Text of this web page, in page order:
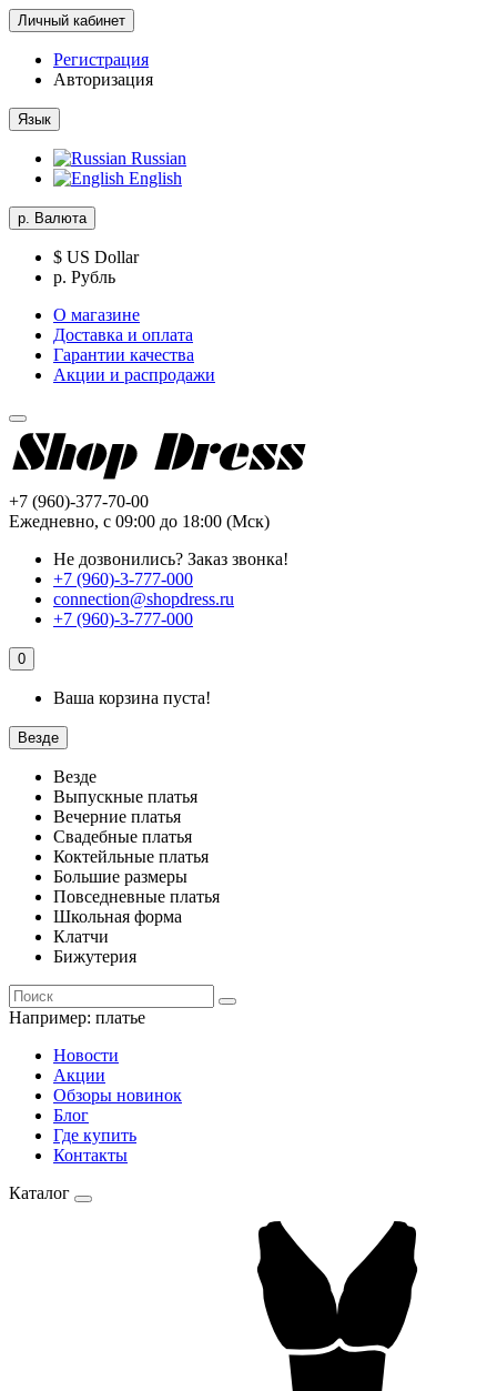
Личный кабинет
Регистрация
Авторизация
Язык
Russian
English
р. Валюта
$ US Dollar
р. Рубль
О магазине
Доставка и оплата
Гарантии качества
Акции и распродажи
+7 (960)-377-70-00
Ежедневно, с 09:00 до 18:00 (Мск)
Не дозвонились? Заказ звонка!
+7 (960)-3-777-000
connection@shopdress.ru
+7 (960)-3-777-000
0
Ваша корзина пуста!
Везде
Везде
Выпускные платья
Вечерние платья
Свадебные платья
Коктейльные платья
Большие размеры
Повседневные платья
Школьная форма
Клатчи
Бижутерия
Например: платье
Новости
Акции
Обзоры новинок
Блог
Где купить
Контакты
Каталог